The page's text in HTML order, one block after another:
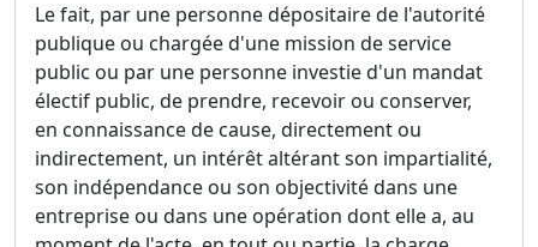
Le fait, par une personne dépositaire de l'autorité
publique ou chargée d'une mission de service
public ou par une personne investie d'un mandat
électif public, de prendre, recevoir ou conserver,
en connaissance de cause, directement ou
indirectement, un intérêt altérant son impartialité,
son indépendance ou son objectivité dans une
entreprise ou dans une opération dont elle a, au